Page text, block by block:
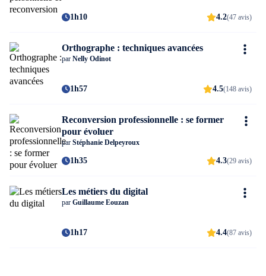
1h10 4.2(47 avis)
Orthographe : techniques avancées
par Nelly Odinot
1h57 4.5(148 avis)
Reconversion professionnelle : se former
pour évoluer
par Stéphanie Delpeyroux
1h35 4.3(29 avis)
Les métiers du digital
par Guillaume Eouzan
1h17 4.4(87 avis)